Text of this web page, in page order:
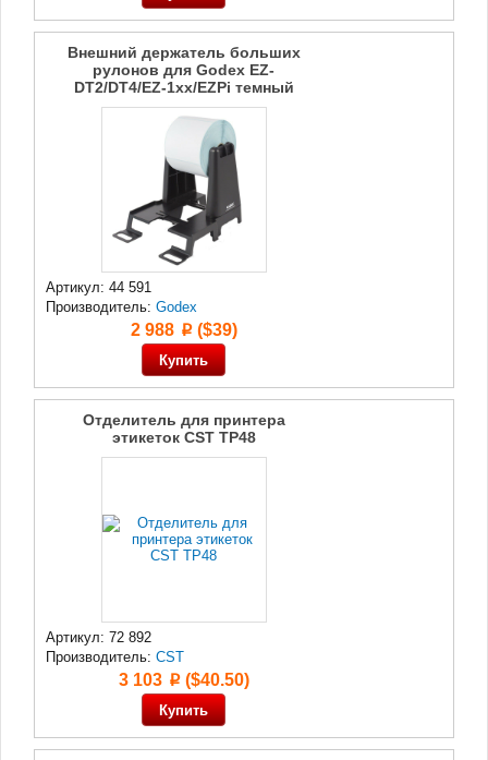
Внешний держатель больших
рулонов для Godex EZ-
DT2/DT4/EZ-1xx/EZPi темный
Артикул: 44 591
Производитель: Godex
2 988 p($39)
Отделитель для принтера
этикеток CST TP48
Артикул: 72 892
Производитель: CST
3 103 p($40.50)